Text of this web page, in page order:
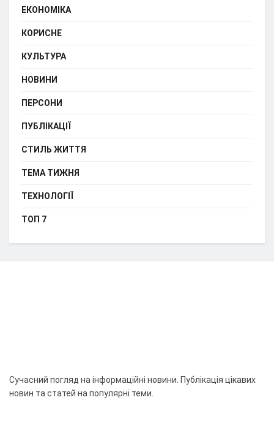
ЕКОНОМІКА
КОРИСНЕ
КУЛЬТУРА
НОВИНИ
ПЕРСОНИ
ПУБЛІКАЦІЇ
СТИЛЬ ЖИТТЯ
ТЕМА ТИЖНЯ
ТЕХНОЛОГІЇ
ТОП 7
Сучасний погляд на інформаційні новини. Публікація цікавих
новин та статей на популярні теми.